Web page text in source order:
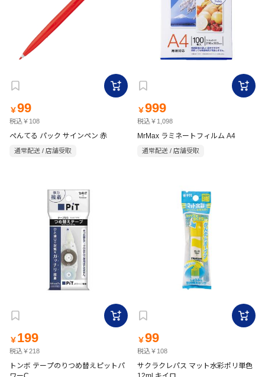
￥99
税込￥108
ぺんてる パック サインペン 赤
通常配送 / 店舗受取
￥999
税込￥1,098
MrMax ラミネートフィルム A4
通常配送 / 店舗受取
￥ 199
税込￥218
トンボ テープのりつめ替えピットパ
￥99
税込￥108
サクラクレパス マット水彩ポリ単色